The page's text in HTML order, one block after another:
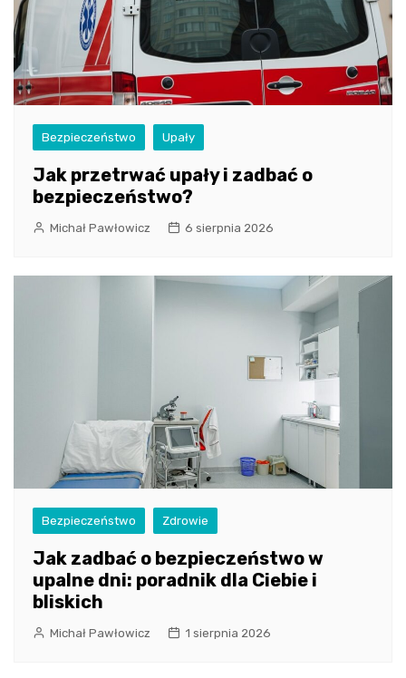
Bezpieczeństwo Upały
Jak przetrwać upały i zadbać o
bezpieczeństwo?
Michał Pawłowicz 6 sierpnia 2026
Bezpieczeństwo Zdrowie
Jak zadbać o bezpieczeństwo w
upalne dni: poradnik dla Ciebie i
bliskich
Michał Pawłowicz 1 sierpnia 2026